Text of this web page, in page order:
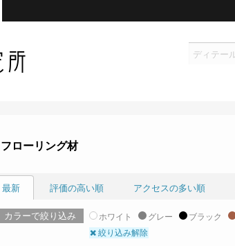
フローリング材
最新 評価の高い順 アクセスの多い順
カラーで絞り込み ホワイト グレー ブラック
絞り込み解除